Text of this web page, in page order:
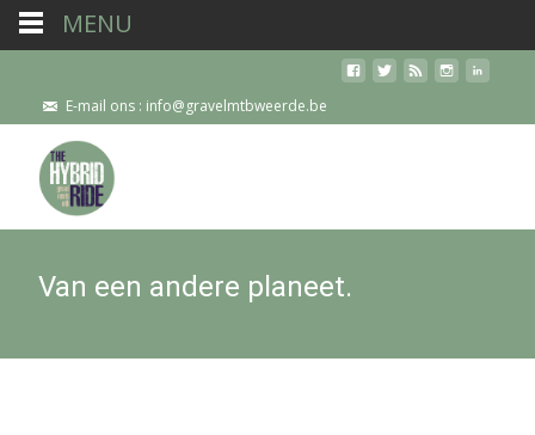
E-mail ons : info@gravelmtbweerde.be
Van een andere planeet.
MENU